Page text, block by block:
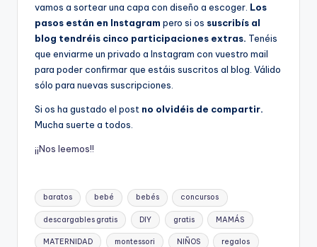
vamos a sortear una capa con diseño a escoger. Los
pasos están en Instagram pero si os suscribís al
blog tendréis cinco participaciones extras. Tenéis
que enviarme un privado a Instagram con vuestro mail
para poder confirmar que estáis suscritos al blog. Válido
sólo para nuevas suscripciones.
Si os ha gustado el post no olvidéis de compartir.
Mucha suerte a todos.
¡¡Nos leemos!!
Etiquetas:
baratos bebé bebés concursos
descargables gratis DIY gratis MAMÁS
MATERNIDAD montessori NIÑOS regalos